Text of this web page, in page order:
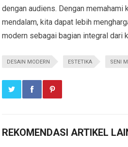
dengan audiens. Dengan memahami
mendalam, kita dapat lebih
modern sebagai bagian integral dari
DESAIN MODERN ESTETIKA SENI
REKOMENDASI ARTIKEL